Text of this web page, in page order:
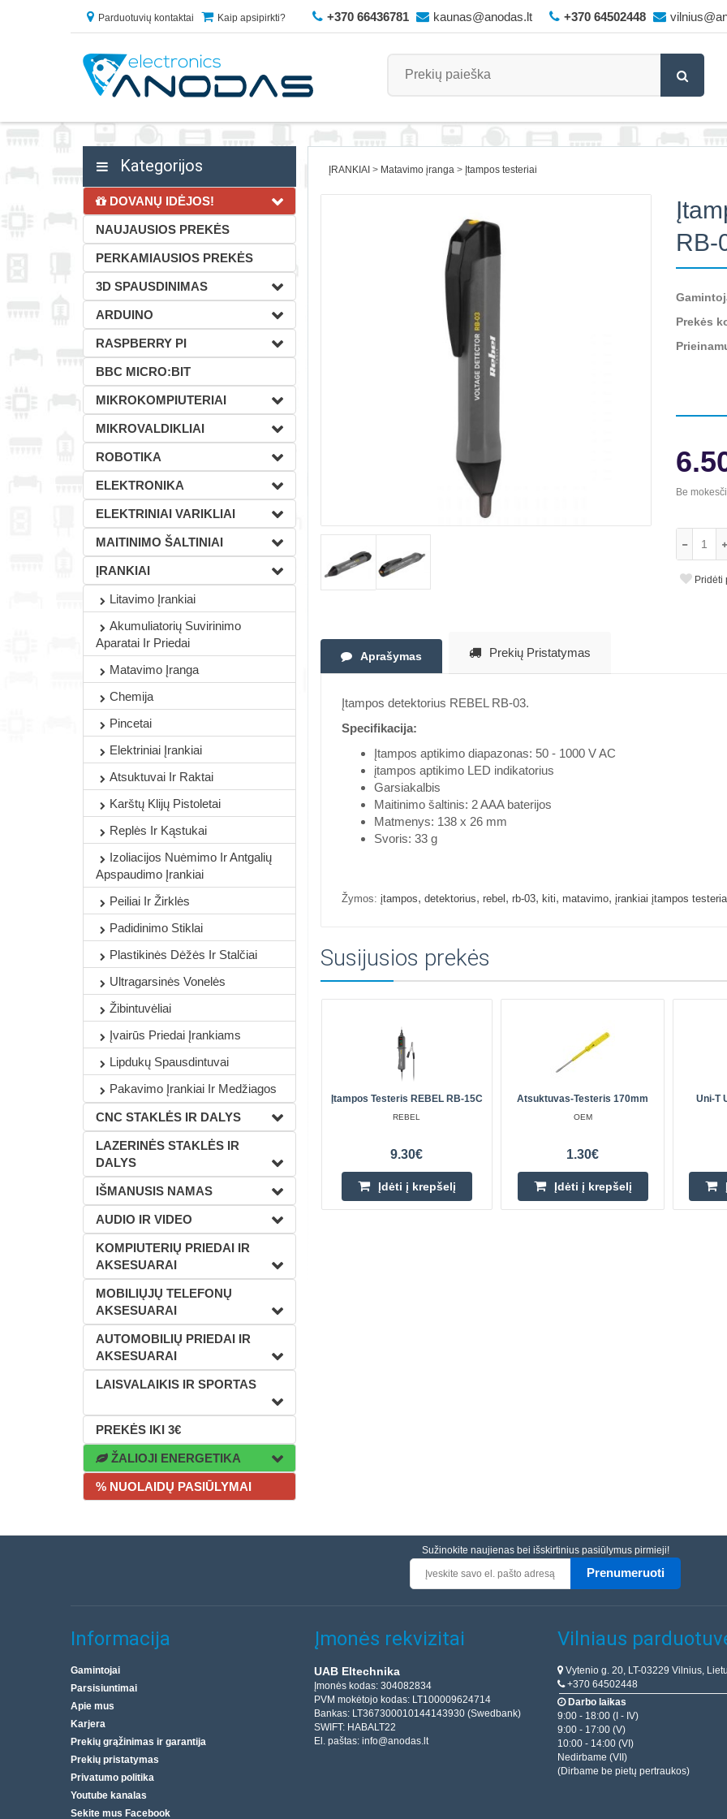
Parduotuvių kontaktai Kaip apsipirkti? +370 66436781 kaunas@anodas.lt +370 64502448
Kategorijos
DOVANŲ IDĖJOS!
NAUJAUSIOS PREKĖS
PERKAMIAUSIOS PREKĖS
3D SPAUSDINIMAS
ARDUINO
RASPBERRY PI
BBC MICRO:BIT
MIKROKOMPIUTERIAI
MIKROVALDIKLIAI
ROBOTIKA
ELEKTRONIKA
ELEKTRINIAI VARIKLIAI
MAITINIMO ŠALTINIAI
ĮRANKIAI
Litavimo Įrankiai
Akumuliatorių Suvirinimo
Aparatai Ir Priedai
Matavimo Įranga
Chemija
Pincetai
Elektriniai Įrankiai
Atsuktuvai Ir Raktai
Karštų Klijų Pistoletai
Replės Ir Kąstukai
Izoliacijos Nuėmimo Ir Antgalių
Apspaudimo Įrankiai
Peiliai Ir Žirklės
Padidinimo Stiklai
Plastikinės Dėžės Ir Stalčiai
Ultragarsinės Vonelės
Žibintuvėliai
Įvairūs Priedai Įrankiams
Lipdukų Spausdintuvai
Pakavimo Įrankiai Ir Medžiagos
CNC STAKLĖS IR DALYS
LAZERINĖS STAKLĖS IR
DALYS
IŠMANUSIS NAMAS
AUDIO IR VIDEO
KOMPIUTERIŲ PRIEDAI IR
AKSESUARAI
MOBILIŲJŲ TELEFONŲ
AKSESUARAI
AUTOMOBILIŲ PRIEDAI IR
AKSESUARAI
LAISVALAIKIS IR SPORTAS
PREKĖS IKI 3€
ŽALIOJI ENERGETIKA
% NUOLAIDŲ PASIŪLYMAI
ĮRANKIAI Matavimo įranga Įtampos testeriai
RB-
Prekės
Be
Pridėti
Aprašymas Prekių Pristatymas
Įtampos detektorius REBEL RB-03.
Specifikacija:
Įtampos aptikimo diapazonas: 50 - 1000 V AC
įtampos aptikimo LED indikatorius
Garsiakalbis
Maitinimo šaltinis: 2 AAA baterijos
Matmenys: 138 x 26 mm
Svoris: 33 g
Žymos: įtampos, detektorius, rebel , rb-03, kiti, matavimo, įrankiai įtampos
Susijusios prekės
Įtampos Testeris REBEL RB-15C
REBEL
9.30€
Įdėti į krepšelį
Atsuktuvas-Testeris 170mm
OEM
1.30€
Įdėti į krepšelį
Uni-T
Sužinokite naujienas bei išskirtinius pasiūlymus pirmieji!
Prenumeruoti
Informacija
Gamintojai
Parsisiuntimai
Apie mus
Karjera
Prekių grąžinimas ir garantija
Prekių pristatymas
Privatumo politika
Youtube kanalas
Sekite mus Facebook
Įmonės rekvizitai
UAB Eltechnika
Įmonės kodas: 304082834
PVM mokėtojo kodas: LT100009624714
Bankas: LT367300010144143930 (Swedbank)
SWIFT: HABALT22
El. paštas: info@anodas.lt
Vilniaus
Vytenio g. 20, LT-03229 Vilnius,
+370 64502448
Darbo laikas
9:00 - 18:00 (I - IV)
9:00 - 17:00 (V)
10:00 - 14:00 (VI)
Nedirbame (VII)
(Dirbame be pietų pertraukos)